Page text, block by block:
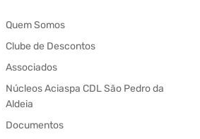
Quem Somos
Clube de Descontos
Associados
Núcleos Aciaspa CDL São Pedro da
Aldeia
Documentos